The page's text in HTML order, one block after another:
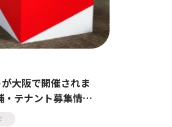
大阪で開催されま
・テナント募集情